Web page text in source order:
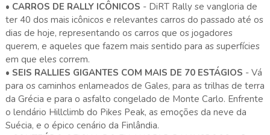
• CARROS DE RALLY ICÔNICOS - DiRT Rally se vangloria de
ter 40 dos mais icônicos e relevantes carros do passado até os
dias de hoje, representando os carros que os jogadores
querem, e aqueles que fazem mais sentido para as superfícies
em que eles correm.
• SEIS RALLIES GIGANTES COM MAIS DE 70 ESTÁGIOS - Vá
para os caminhos enlameados de Gales, para as trilhas de terra
da Grécia e para o asfalto congelado de Monte Carlo. Enfrente
o lendário Hillclimb do Pikes Peak, as emoções da neve da
Suécia, e o épico cenário da Finlândia.